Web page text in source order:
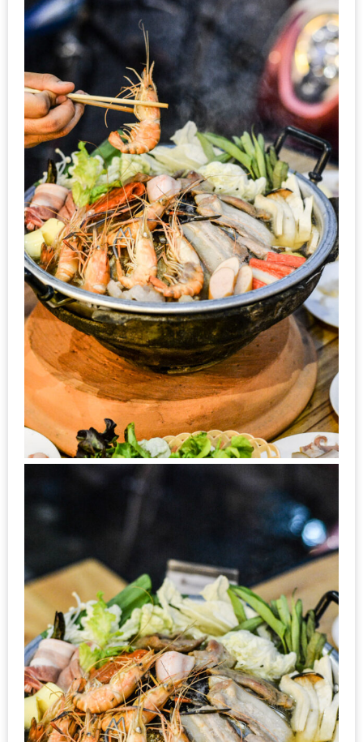
เด็ด
สำหรับ
แม่
ที่รัก
2560
สบาย
ใจ๋…
สไตล์
นิมมาน
(ดี
คอน
โด
นิม)
เชียงใหม่
ส่วนลด
พิเศษ
ร้าน
อาหาร
ใน
นัก
ใช่
ไหม?
แวะ
ไป
ผิง
ไฟ
อุ่นๆ